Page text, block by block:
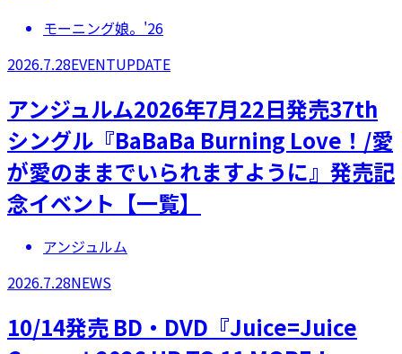
モーニング娘。'26
2026.7.28EVENTUPDATE
アンジュルム2026年7月22日発売37th
シングル『BaBaBa Burning Love！/愛
が愛のままでいられますように』発売記
念イベント【一覧】
アンジュルム
2026.7.28NEWS
10/14発売 BD・DVD『Juice=Juice